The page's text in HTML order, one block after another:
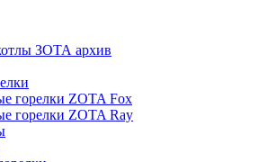
ЗОТА архив
горелки ZOTA Fox
горелки ZOTA Ray